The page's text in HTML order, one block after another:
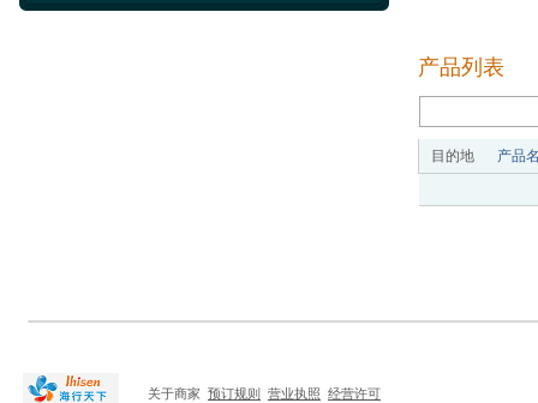
产品列表
目的地 产品
关于商家 预订规则 营业执照 经营许可